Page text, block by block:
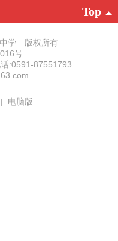
Top
中学 版权所有
号
:0591-87551793
| 电脑版